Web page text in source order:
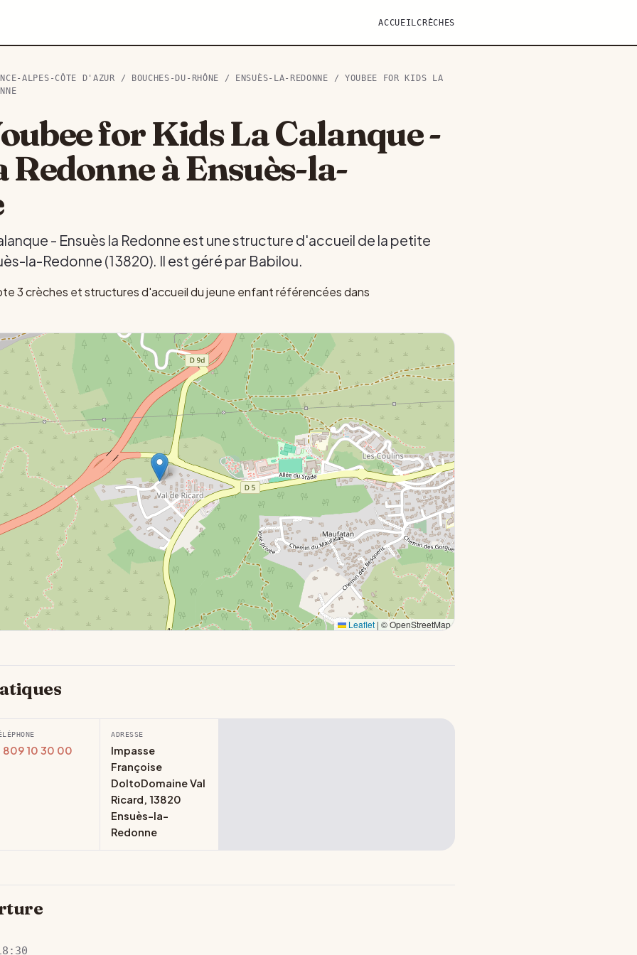
ACCUEILCRÈCHES
ALPES-CÔTE D'AZUR / BOUCHES-DU-RHÔNE / ENSUÈS-LA-REDONNE / YOUBEE FOR KIDS LA
for Kids La Calanque -
Redonne à Ensuès-la-
- Ensuès la Redonne est une structure d'accueil de la petite
la-Redonne (13820). Il est géré par Babilou.
3 crèches et structures d'accueil du jeune enfant référencées dans
Leaflet | © OpenStreetMap
809 10 30 00
ADRESSE
Impasse
Françoise
DoltoDomaine Val
Ricard, 13820
Ensuès-la-
Redonne